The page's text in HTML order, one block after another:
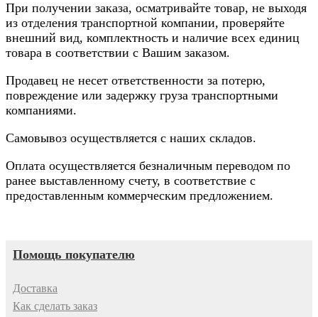
При получении заказа, осматривайте товар, не выходя
из отделения транспортной компании, проверяйте
внешний вид, комплектность и наличие всех единиц
товара в соответствии с Вашим заказом.
Продавец не несет ответственности за потерю,
повреждение или задержку груза транспортными
компаниями.
Самовывоз осуществляется с наших складов.
Оплата осуществляется безналичным переводом по
ранее выставленному счету, в соответствие с
предоставленным коммерческим предложением.
Помощь покупателю
Доставка
Как сделать заказ